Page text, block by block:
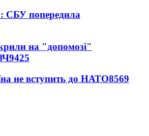
СБУ попередила
на "допомозі"
9425
не вступить до НАТО8569